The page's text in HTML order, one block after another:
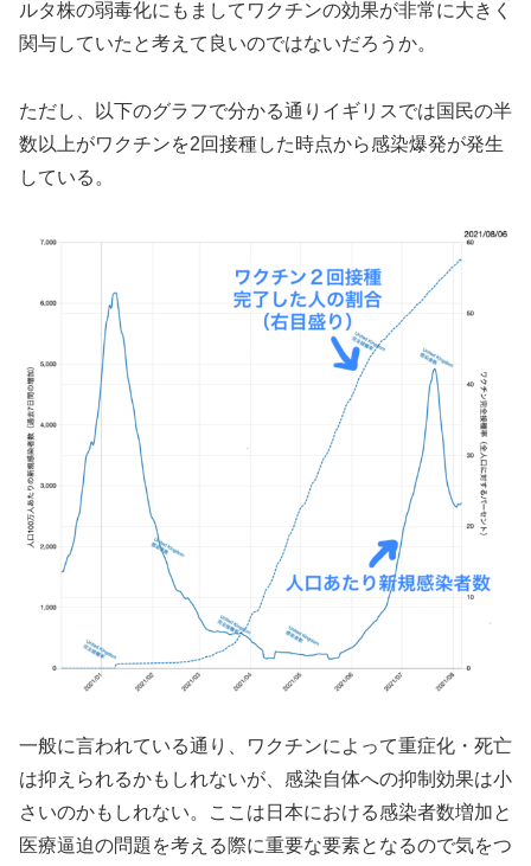
ルタ株の弱毒化にもましてワクチンの効果が非常に大きく
関与していたと考えて良いのではないだろうか。
ただし、以下のグラフで分かる通りイギリスでは国民の半
数以上がワクチンを2回接種した時点から感染爆発が発生
している。
一般に言われている通り、ワクチンによって重症化・死亡
は抑えられるかもしれないが、感染自体への抑制効果は小
さいのかもしれない。ここは日本における感染者数増加と
医療逼迫の問題を考える際に重要な要素となるので気をつ